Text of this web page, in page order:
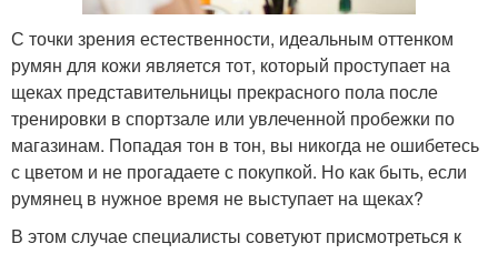
С точки зрения естественности, идеальным оттенком
румян для кожи является тот, который проступает на
щеках представительницы прекрасного пола после
тренировки в спортзале или увлеченной пробежки по
магазинам. Попадая тон в тон, вы никогда не ошибетесь
с цветом и не прогадаете с покупкой. Но как быть, если
румянец в нужное время не выступает на щеках?
В этом случае специалисты советуют присмотреться к